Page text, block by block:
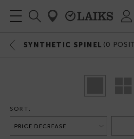
SYNTHETIC SPINEL (0
SORT: